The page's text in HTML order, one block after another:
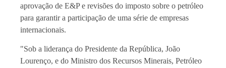
aprovação de E&P e revisões do imposto sobre o petróleo
para garantir a participação de uma série de empresas
internacionais.
"Sob a liderança do Presidente da República, João
Lourenço, e do Ministro dos Recursos Minerais, Petróleo